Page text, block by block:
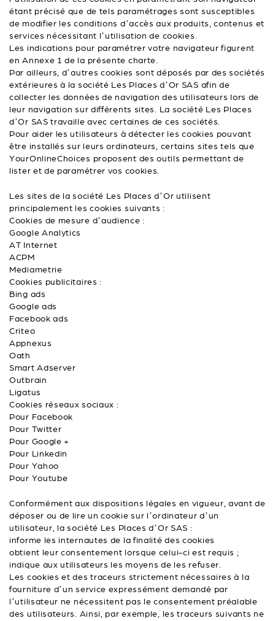
étant précisé que de tels paramétrages sont susceptibles
de modifier les conditions d’accès aux produits, contenus et
services nécessitant l’utilisation de cookies.
Les indications pour paramétrer votre navigateur figurent
en Annexe 1 de la présente charte.
Par ailleurs, d’autres cookies sont déposés par des sociétés
extérieures à la société Les Places d’Or SAS afin de
collecter les données de navigation des utilisateurs lors de
leur navigation sur différents sites. La société Les Places
d’Or SAS travaille avec certaines de ces sociétés.
Pour aider les utilisateurs à détecter les cookies pouvant
être installés sur leurs ordinateurs, certains sites tels que
YourOnlineChoices proposent des outils permettant de
lister et de paramétrer vos cookies.
Les sites de la société Les Places d’Or utilisent
principalement les cookies suivants :
Cookies de mesure d’audience :
Google Analytics
AT Internet
ACPM
Mediametrie
Cookies publicitaires :
Bing ads
Google ads
Facebook ads
Criteo
Appnexus
Oath
Smart Adserver
Outbrain
Ligatus
Cookies réseaux sociaux :
Pour Facebook
Pour Twitter
Pour Google +
Pour Linkedin
Pour Yahoo
Pour Youtube
Conformément aux dispositions légales en vigueur, avant de
déposer ou de lire un cookie sur l’ordinateur d’un
utilisateur, la société Les Places d’Or SAS :
informe les internautes de la finalité des cookies
obtient leur consentement lorsque celui-ci est requis ;
indique aux utilisateurs les moyens de les refuser.
Les cookies et des traceurs strictement nécessaires à la
fourniture d’un service expressément demandé par
l’utilisateur ne nécessitent pas le consentement préalable
des utilisateurs. Ainsi, par exemple, les traceurs suivants ne